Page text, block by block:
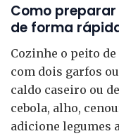
Como
de forma
Cozinhe o peito
com dois garfos
caldo caseiro ou
cebola, alho,
adicione legumes